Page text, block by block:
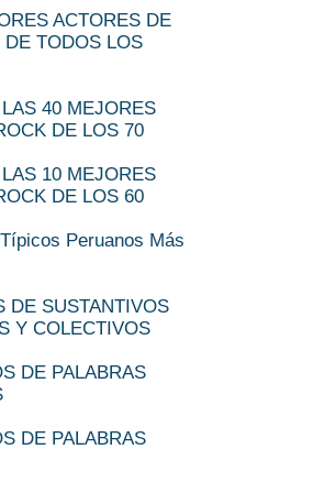
ACTORES DE
DE TODOS LOS
40 MEJORES
DE LOS 70
10 MEJORES
DE LOS 60
Peruanos Más
DE SUSTANTIVOS
Y COLECTIVOS
DE PALABRAS
DE PALABRAS